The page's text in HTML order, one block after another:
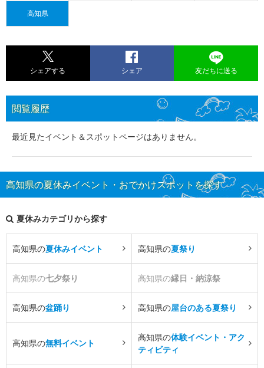
高知県
シェアする シェア 友だちに送る
閲覧履歴
最近見たイベント＆スポットページはありません。
高知県の夏休みイベント・おでかけスポットを探す
夏休みカテゴリから探す
高知県の夏休みイベント 高知県の夏祭り
高知県の七夕祭り 高知県の縁日・納涼祭
高知県の盆踊り 高知県の屋台のある夏祭り
高知県の無料イベント
高知県の体験イベント・アク
ティビティ